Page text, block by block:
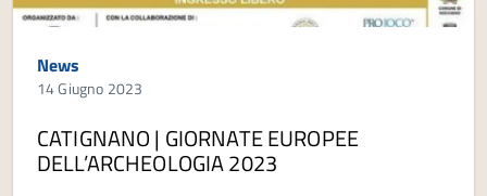
News
14 Giugno 2023
CATIGNANO | GIORNATE EUROPEE
DELL’ARCHEOLOGIA 2023